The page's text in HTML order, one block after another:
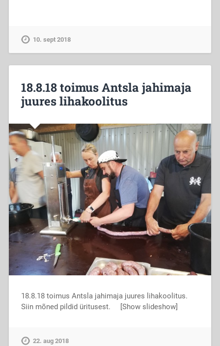
10. sept 2018
18.8.18 toimus Antsla jahimaja
juures lihakoolitus
18.8.18 toimus Antsla jahimaja juures lihakoolitus.
Siin mõned pildid üritusest. [Show slideshow]
22. aug 2018